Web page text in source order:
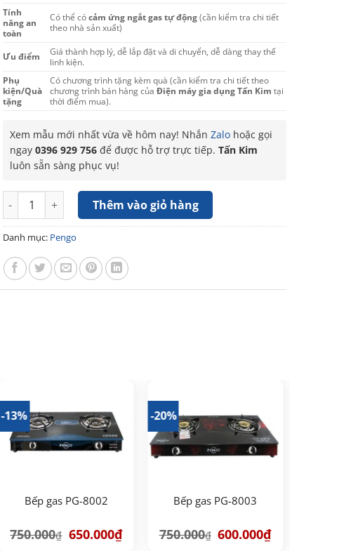
Tính
năng an
toàn
Có thể cócảm ứng ngắt gas tự động(cần kiểm tra chi tiết
theo nhà sản xuất)
Ưu điểm
Giá thành hợp lý, dễ lắp đặt và di chuyển, dễ dàng thay thế
linh kiện.
Phụ
kiện/Quà
tặng
Có chương trình tặng kèm quà (cần kiểm tra chi tiết theo
chương trình bán hàng củaĐiện máy gia dụng Tấn Kim tại
thời điểm mua).
Xem mẫu mới nhất vừa về hôm nay! Nhắn Zalohoặc gọi
ngay 0396 929 756để được hỗ trợ trực tiếp. Tấn Kim
luôn sẵn sàng phục vụ!
Bếp gas PG-9000 (Tặng quà) số lượng
Thêm vào giỏ hàng
Danh mục: Pengo
-13%
Bếp gas PG-8002
750.000₫ Giá
gốc
650.000₫Giá
-20%
Bếp gas PG-8003
750.000₫ Giá
gốc
600.000₫Giá